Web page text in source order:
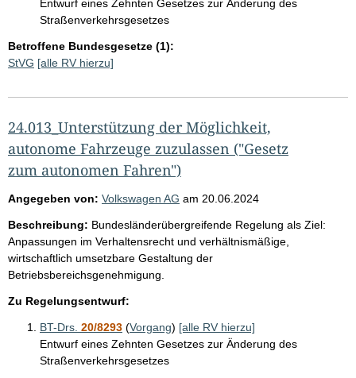
Entwurf eines Zehnten Gesetzes zur Änderung des
Straßenverkehrsgesetzes
Betroffene Bundesgesetze (1):
StVG [alle RV hierzu]
24.013_Unterstützung der Möglichkeit,
autonome Fahrzeuge zuzulassen ("Gesetz
zum autonomen Fahren")
Angegeben von: Volkswagen AG am 20.06.2024
Beschreibung: Bundesländerübergreifende Regelung als Ziel:
Anpassungen im Verhaltensrecht und verhältnismäßige,
wirtschaftlich umsetzbare Gestaltung der
Betriebsbereichsgenehmigung.
Zu Regelungsentwurf:
BT-Drs. 20/8293 (Vorgang) [alle RV hierzu]
Entwurf eines Zehnten Gesetzes zur Änderung des
Straßenverkehrsgesetzes